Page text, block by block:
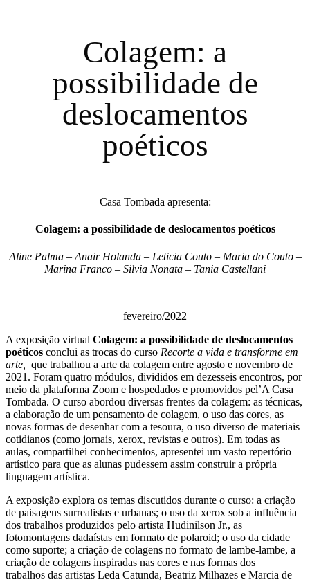
Colagem: a
possibilidade de
deslocamentos
poéticos
Casa Tombada apresenta:
Colagem: a possibilidade de deslocamentos poéticos
Aline Palma – Anair Holanda – Leticia Couto – Maria do Couto –
Marina Franco – Silvia Nonata – Tania Castellani
fevereiro/2022
A exposição virtual Colagem: a possibilidade de deslocamentos
poéticos conclui as trocas do curso Recorte a vida e transforme em
arte,
que trabalhou a arte da colagem entre agosto e novembro de
2021. Foram quatro módulos, divididos em dezesseis encontros, por
meio da plataforma Zoom e hospedados e promovidos pel’A Casa
Tombada. O curso abordou diversas frentes da colagem: as técnicas,
a elaboração de um pensamento de colagem, o uso das cores, as
novas formas de desenhar com a tesoura, o uso diverso de materiais
cotidianos (como jornais, xerox, revistas e outros). Em todas as
aulas, compartilhei conhecimentos, apresentei um vasto repertório
artístico para que as alunas pudessem assim construir a própria
linguagem artística.
A exposição explora os temas discutidos durante o curso: a criação
de paisagens surrealistas e urbanas; o uso da xerox sob a influência
dos trabalhos produzidos pelo artista Hudinilson Jr., as
fotomontagens dadaístas em formato de polaroid; o uso da cidade
como suporte; a criação de colagens no formato de lambe-lambe, a
criação de colagens inspiradas nas cores e nas formas dos
trabalhos das artistas Leda Catunda, Beatriz Milhazes e Marcia de